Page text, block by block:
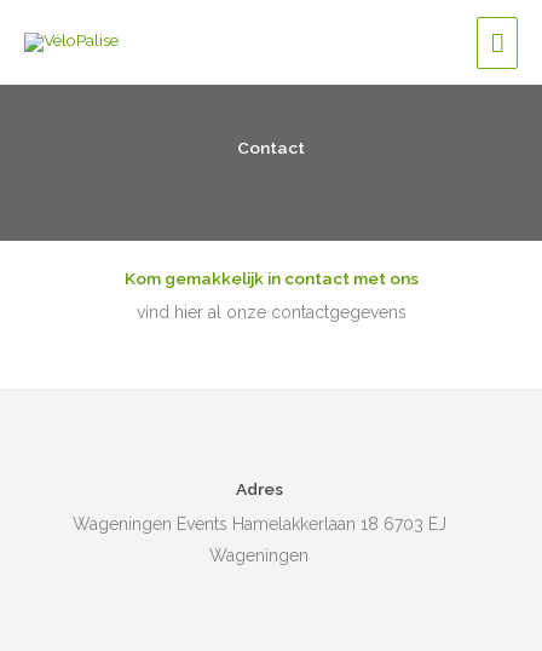
naar
Contact
Kom gemakkelijk in contact met ons
vind hier al onze contactgegevens
Adres
Wageningen Events Hamelakkerlaan 18 6703 EJ
Wageningen